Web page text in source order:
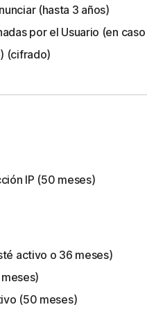
(hasta 3 años)
por el Usuario (en caso
(cifrado)
IP (50 meses)
activo o 36 meses)
(50 meses)